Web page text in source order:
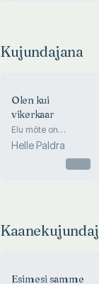
Kujundajana
Olen kui
vikerkaar
Elu mõte on
armastus
Helle Paldra
Esimesi samme